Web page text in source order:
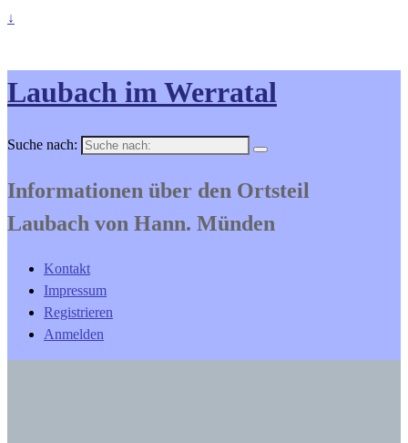
↓
Laubach im Werratal
Suche nach:
Informationen über den Ortsteil
Laubach von Hann. Münden
Kontakt
Impressum
Registrieren
Anmelden